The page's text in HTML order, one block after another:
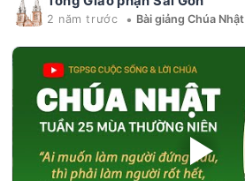
2 năm trước • Bài giảng Chúa Nhật